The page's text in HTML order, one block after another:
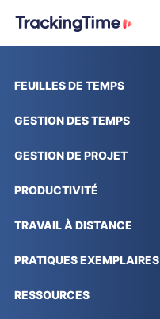
FEUILLES DE TEMPS
GESTION DES TEMPS
GESTION DE PROJET
PRODUCTIVITÉ
TRAVAIL À DISTANCE
PRATIQUES EXEMPLAIRES
RESSOURCES